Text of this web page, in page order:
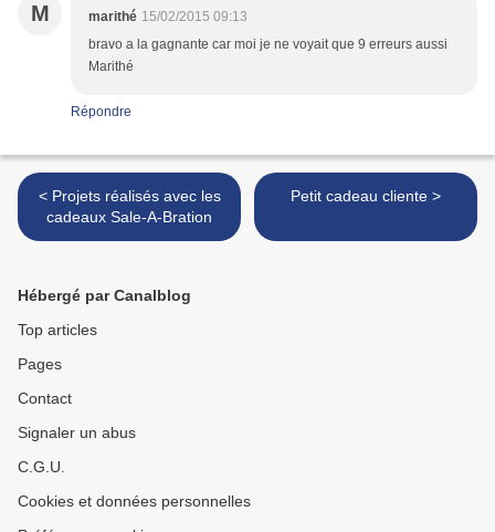
M marithé 15/02/2015 09:13
bravo a la gagnante car moi je ne voyait que 9 erreurs aussi
Marithé
Répondre
< Projets réalisés avec les
cadeaux Sale-A-Bration
Petit cadeau cliente >
Hébergé par Canalblog
Top articles
Pages
Contact
Signaler un abus
C.G.U.
Cookies et données personnelles